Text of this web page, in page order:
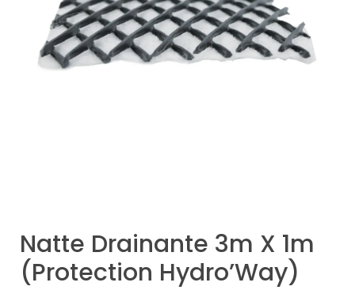
Natte Drainante 3m X 1m
(protection Hydro’Way)